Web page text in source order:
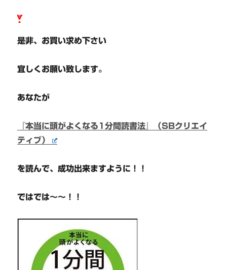
是非、お買い求め下さい
宜しくお願い致します。
あなたが
『本当に頭がよくなる1分間読書法』（SBクリエイ
ティブ）
を読んで、成功出来ますように！！
ではでは～～！！